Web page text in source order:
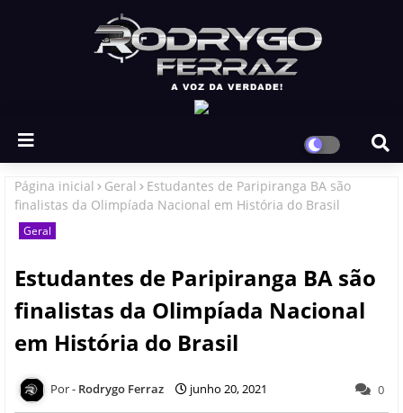
Página inicial Geral
Estudantes de Paripiranga BA são
finalistas da Olimpíada Nacional em História do Brasil
Geral
Estudantes de Paripiranga BA são
finalistas da Olimpíada Nacional
em História do Brasil
Rodrygo Ferraz junho 20, 2021 0